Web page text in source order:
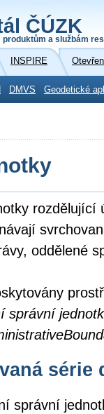
ČÚZK
a službám
INSPIRE
DMVS Geodetické
rozdělující
oddělené
správní
série
správní